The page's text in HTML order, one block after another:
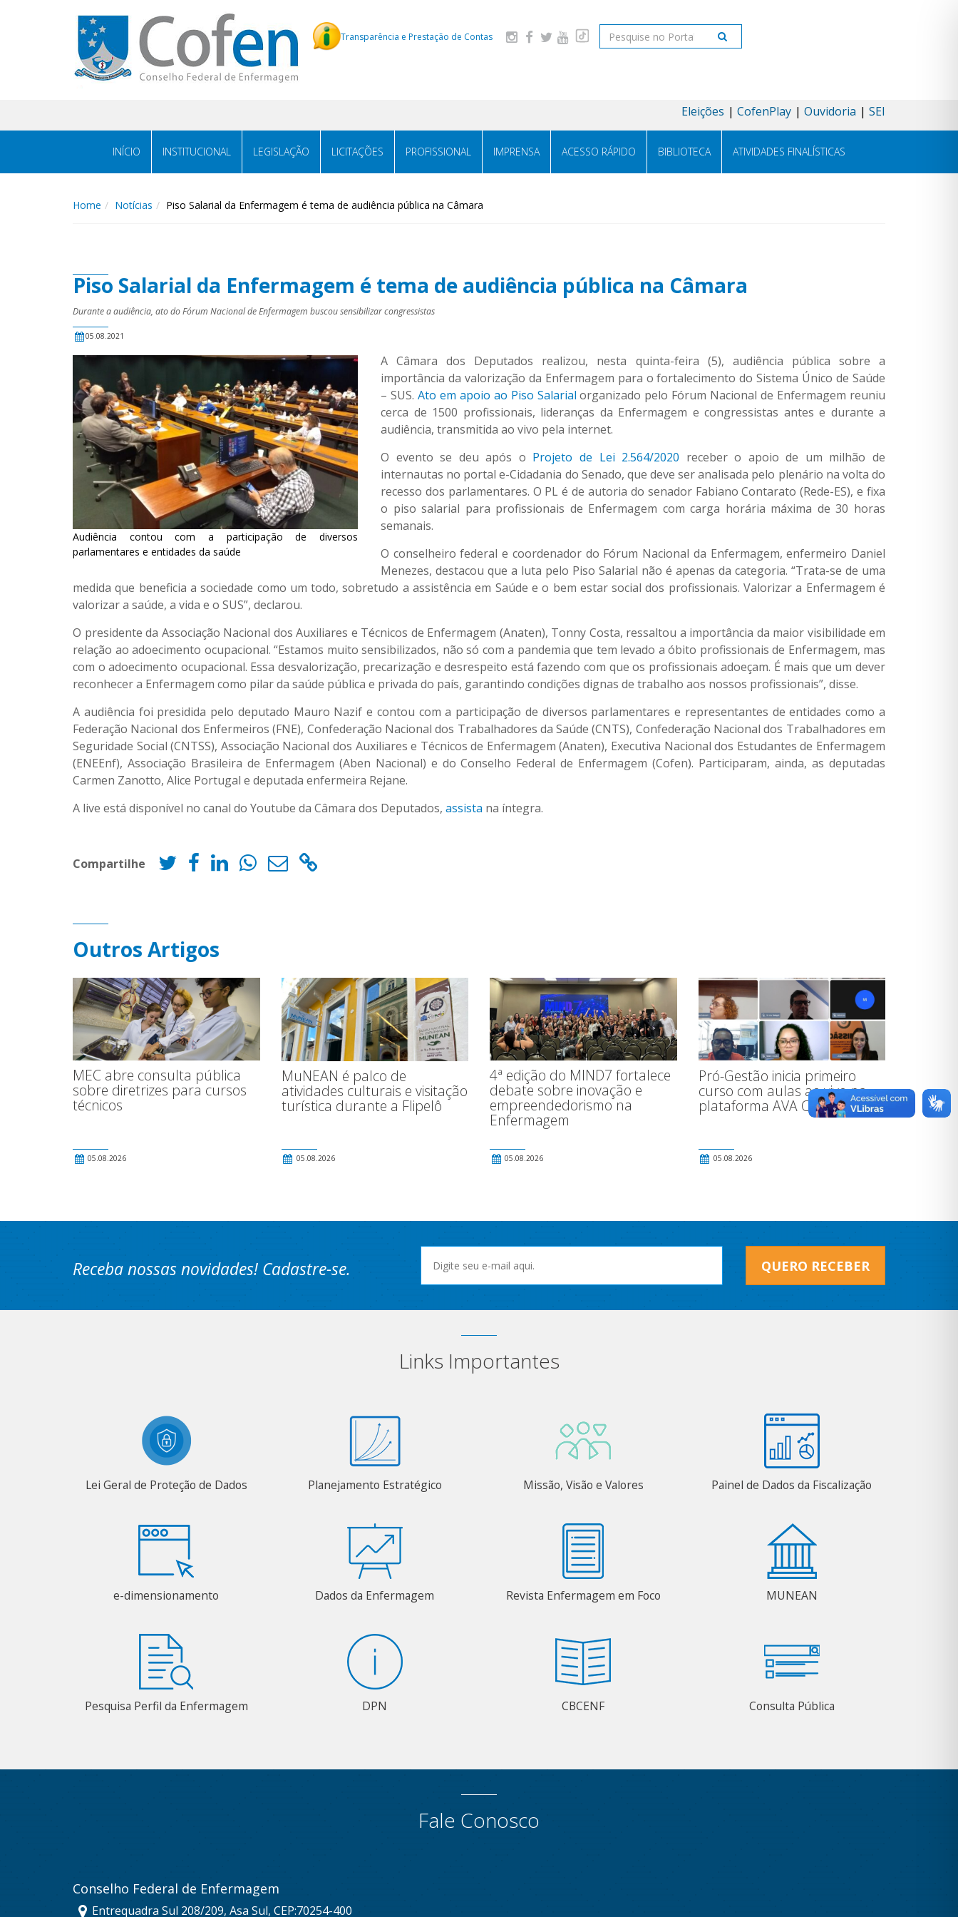
Transparência e Prestação de Contas Pesquisar
Eleições CofenPlay Ouvidoria SEI
INÍCIO INSTITUCIONAL LEGISLAÇÃO LICITAÇÕES PROFISSIONAL IMPRENSA ACESSO RÁPIDO BIBLIOTECA ATIVIDADES FINALÍSTICAS
Home Notícias Piso Salarial da Enfermagem é tema de audiência pública na Câmara
Piso Salarial da Enfermagem é tema de audiência pública na Câmara
Durante a audiência, ato do Fórum Nacional de Enfermagem buscou sensibilizar congressistas
05.08.2021
Audiência contou com a participação de diversos
parlamentares e entidades da saúde
A Câmara dos Deputados realizou, nesta quinta-feira (5), audiência pública sobre a
importância da valorização da Enfermagem para o fortalecimento do Sistema Único de Saúde
– SUS. Ato em apoio ao Piso Salarial organizado pelo Fórum Nacional de Enfermagem reuniu
cerca de 1500 profissionais, lideranças da Enfermagem e congressistas antes e durante a
audiência, transmitida ao vivo pela internet.
O evento se deu após o Projeto de Lei 2.564/2020 receber o apoio de um milhão de
internautas no portal e-Cidadania do Senado, que deve ser analisada pelo plenário na volta do
recesso dos parlamentares. O PL é de autoria do senador Fabiano Contarato (Rede-ES), e fixa
o piso salarial para profissionais de Enfermagem com carga horária máxima de 30 horas
semanais.
O conselheiro federal e coordenador do Fórum Nacional da Enfermagem, enfermeiro Daniel
Menezes, destacou que a luta pelo Piso Salarial não é apenas da categoria. “Trata-se de uma
medida que beneficia a sociedade como um todo, sobretudo a assistência em Saúde e o bem estar social dos profissionais. Valorizar a Enfermagem é
valorizar a saúde, a vida e o SUS”, declarou.
O presidente da Associação Nacional dos Auxiliares e Técnicos de Enfermagem (Anaten), Tonny Costa, ressaltou a importância da maior visibilidade em
relação ao adoecimento ocupacional. “Estamos muito sensibilizados, não só com a pandemia que tem levado a óbito profissionais de Enfermagem, mas
com o adoecimento ocupacional. Essa desvalorização, precarização e desrespeito está fazendo com que os profissionais adoeçam. É mais que um dever
reconhecer a Enfermagem como pilar da saúde pública e privada do país, garantindo condições dignas de trabalho aos nossos profissionais”, disse.
A audiência foi presidida pelo deputado Mauro Nazif e contou com a participação de diversos parlamentares e representantes de entidades como a
Federação Nacional dos Enfermeiros (FNE), Confederação Nacional dos Trabalhadores da Saúde (CNTS), Confederação Nacional dos Trabalhadores em
Seguridade Social (CNTSS), Associação Nacional dos Auxiliares e Técnicos de Enfermagem (Anaten), Executiva Nacional dos Estudantes de Enfermagem
(ENEEnf), Associação Brasileira de Enfermagem (Aben Nacional) e do Conselho Federal de Enfermagem (Cofen). Participaram, ainda, as deputadas
Carmen Zanotto, Alice Portugal e deputada enfermeira Rejane.
A live está disponível no canal do Youtube da Câmara dos Deputados, assista na íntegra.
Compartilhe
Outros Artigos
MEC abre consulta pública
sobre diretrizes para cursos
técnicos
05.08.2026
MuNEAN é palco de
atividades culturais e visitação
turística durante a Flipelô
05.08.2026
4ª edição do MIND7 fortalece
debate sobre inovação e
empreendedorismo na
Enfermagem
05.08.2026
Pró-Gestão inicia primeiro
curso com aulas ao vivo na
plataforma AVA CofenPlay
05.08.2026
Receba nossas novidades! Cadastre-se. QUERO RECEBER
Links Importantes
Lei Geral de Proteção de Dados Planejamento Estratégico Missão, Visão e Valores Painel de Dados da Fiscalização
e-dimensionamento Dados da Enfermagem Revista Enfermagem em Foco MUNEAN
Pesquisa Perfil da Enfermagem DPN CBCENF Consulta Pública
Fale Conosco
Conselho Federal de Enfermagem
Entrequadra Sul 208/209, Asa Sul, CEP:70254-400